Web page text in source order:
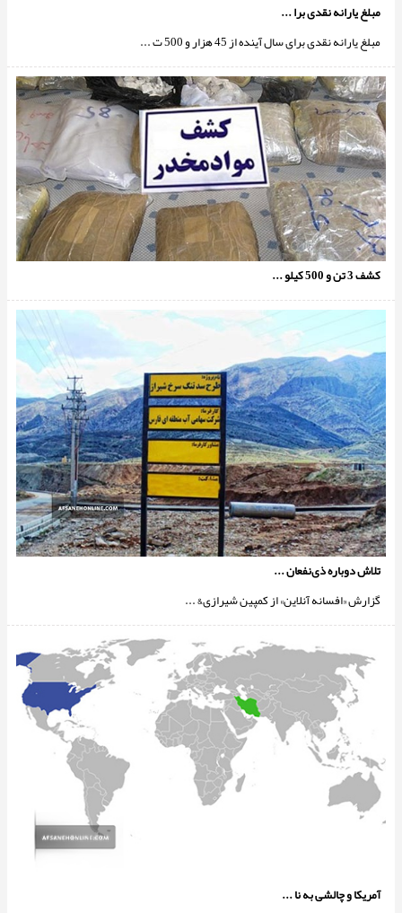
مبلغ یارانه نقدی برا ...
مبلغ یارانه نقدی برای سال آینده از 45 هزار و 500 ت ...
کشف 3 تن و 500 کیلو ...
تلاش دوباره ذی‌نفعان ...
گزارش «افسانه آنلاین» از کمپین شیرازی& ...
آمریکا و چالشی به نا ...